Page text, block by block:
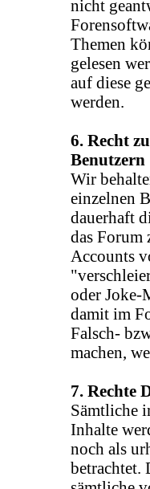
nicht
Themen
gelesen
auf diese
werden.
6. Recht
Benutzern
Wir
einzelnen
dauerhaft
das Forum
Accounts
oder Joke-
damit im
Falsch-
machen,
7. Rechte
Sämtliche
Inhalte
noch als
betrachtet.